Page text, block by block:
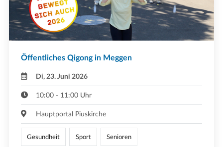
Öffentliches Qigong in Meggen
Di, 23. Juni 2026
10:00 - 11:00 Uhr
Hauptportal Piuskirche
Gesundheit Sport Senioren